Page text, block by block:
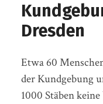
Dresden
Etwa 60
der Kundgebung
1000 Stäben